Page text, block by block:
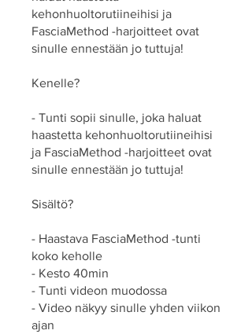
kehonhuoltorutiineihisi ja
FasciaMethod -harjoitteet ovat
sinulle ennestään jo tuttuja!
Kenelle?
- Tunti sopii sinulle, joka haluat
haastetta kehonhuoltorutiineihisi
ja FasciaMethod -harjoitteet ovat
sinulle ennestään jo tuttuja!
Sisältö?
- Haastava FasciaMethod -tunti
koko keholle
- Kesto 40min
- Tunti videon muodossa
- Video näkyy sinulle yhden viikon
ajan